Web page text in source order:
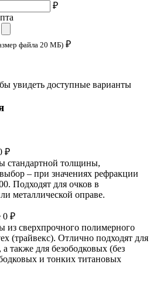
₽
файла 20 МБ) ₽
увидеть доступные варианты
₽
стандартной толщины,
– при значениях рефракции
Подходят для очков в
металлической оправе.
0 ₽
из сверхпрочного полимерного
(трайвекс). Отлично подходят для
а также для безободковых (без
и тонких титановых